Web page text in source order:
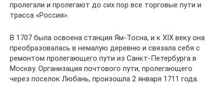
пролегали и пролегают до сих пор все торговые пути и
трасса «Россия».
В 1707 была освоена станция Ям-Тосна, и к XIX веку она
преобразовалась в немалую деревню и связала себя с
ремонтом пролегающего пути из Санкт-Петербурга в
Москву. Организация почтового пути, пролегающего
через поселок Любань, произошла 2 января 1711 года.